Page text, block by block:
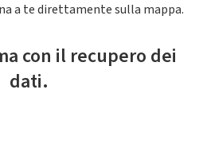
a te direttamente sulla mappa.
con il recupero dei
dati.